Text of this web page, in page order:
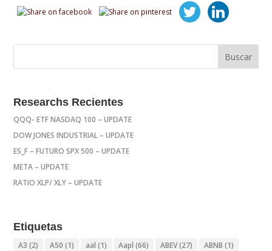
Researchs Recientes
QQQ- ETF NASDAQ 100 – UPDATE
DOW JONES INDUSTRIAL – UPDATE
ES_F – FUTURO SPX 500 – UPDATE
META – UPDATE
RATIO XLP/ XLY – UPDATE
Etiquetas
A3 (2) A50 (1) aal (1) Aapl (66) ABEV(27) ABNB (1)